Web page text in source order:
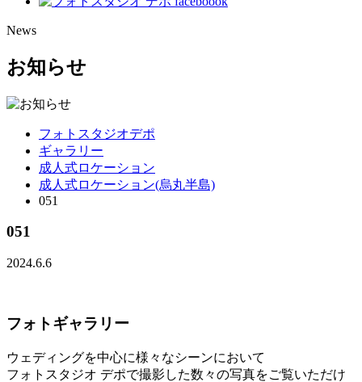
News
お知らせ
フォトスタジオデポ
ギャラリー
成人式ロケーション
成人式ロケーション(烏丸半島)
051
051
2024.6.6
フォトギャラリー
ウェディングを中心に様々なシーンにおいて
フォトスタジオ デポで撮影した数々の写真をご覧いただけ